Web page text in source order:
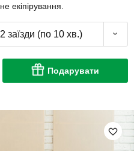
екіпірування.
заїзди (по 10 хв.)
Подарувати